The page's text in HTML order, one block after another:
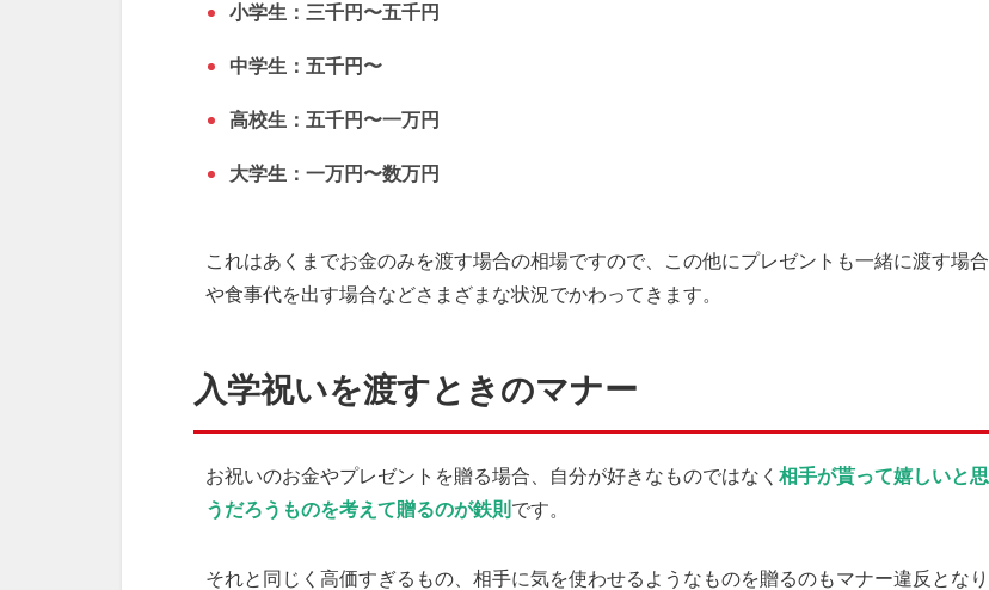
小学生：三千円〜五千円
中学生：五千円〜
高校生：五千円〜一万円
大学生：一万円〜数万円
これはあくまでお金のみを渡す場合の相場ですので、この他にプレゼントも一緒に渡す場合
や食事代を出す場合などさまざまな状況でかわってきます。
入学祝いを渡すときのマナー
お祝いのお金やプレゼントを贈る場合、自分が好きなものではなく 相手が貰って嬉しいと思
うだろうものを考えて贈るのが鉄則 です。
それと同じく高価すぎるもの、相手に気を使わせるようなものを贈るのもマナー違反となり